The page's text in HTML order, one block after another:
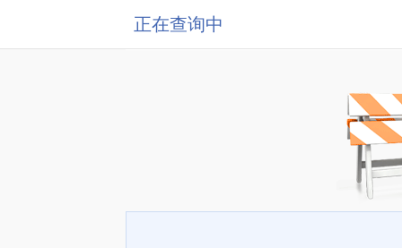
正在查询中